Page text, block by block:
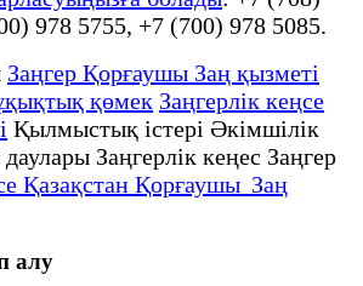
978 5755, +7 (700) 978 5085.
Заңгер Қорғаушы Заң қызметі
қөмек Заңгерлік кеңсе
Қылмыстық істері Әкімшілік
Заңгерлік кеңес Заңгер
Қазақстан Қорғаушы Заң
алу